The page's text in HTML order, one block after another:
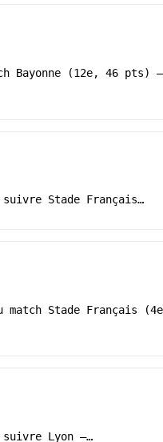
Bayonne (12e, 46 pts)
Stade Français…
match Stade Français
Lyon –…